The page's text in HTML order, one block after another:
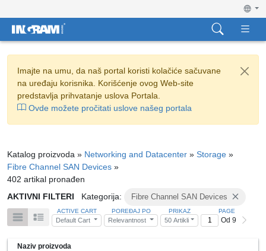
Imajte na umu, da naš portal koristi kolačiće sačuvane
na uređaju korisnika. Korišćenje ovog Web-site
predstavlja prihvatanje uslova Portala.
Ovde možete pročitati uslove našeg portala
Katalog proizvoda » Networking and Datacenter » Storage »
Fibre Channel SAN Devices »
402 artikal pronađen
AKTIVNI FILTERI
Kategorija: Fibre Channel SAN Devices
ACTIVE CART
Default Cart
POREĐAJ PO
Relevantnost
PRIKAZ
50 Artikli
PAGE
Od 9
Naziv proizvoda